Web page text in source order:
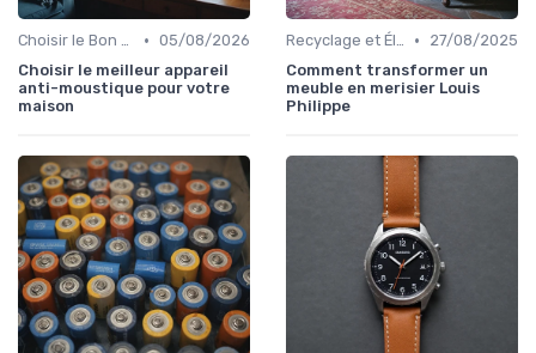
Choisir le Bon Appareil • 05/08/2026
Choisir le meilleur appareil
anti-moustique pour votre
maison
Recyclage et Élimination •
27/08/2025
Comment transformer un
meuble en merisier Louis
Philippe